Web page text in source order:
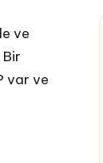
ve
var ve